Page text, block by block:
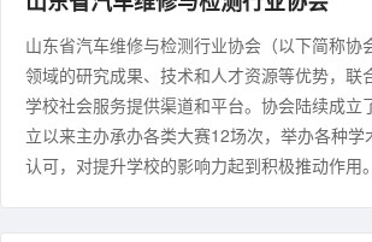
山东省汽车维修与检测行业协会（以下简称
领域的研究成果、技术和人才资源等优势，
学校社会服务提供渠道和平台。协会陆续成
立以来主办承办各类大赛12场次，举办各种
认可，对提升学校的影响力起到积极推动作用。